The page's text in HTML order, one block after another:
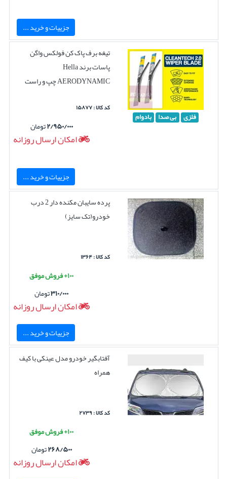
جزییات و خرید ...
فلزی بی صدا بادوام
تیغه برف پاک کن فولکس واگن
پاسات برند Hella
AERODYNAMIC چپ و راست
کد کالا : ۱۵۸۷۷
۲/۹۵۰/۰۰۰تومان
امکان ارسال روزانه
جزییات و خرید ...
پرده سایبان مکنده دار 2 درب
خودرو(تک سایز)
کد کالا : ۱۳۶۴
۱۰۰+ فروش موفق
۳۱۰/۰۰۰تومان
امکان ارسال روزانه
جزییات و خرید ...
آفتابگیر خودرو مدل عینکی با کیف
همراه
کد کالا : ۲۷۳۹
۱۰۰+ فروش موفق
۲۶۸/۵۰۰تومان
امکان ارسال روزانه